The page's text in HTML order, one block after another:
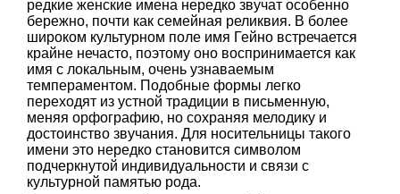
редкие женские имена нередко звучат особенно
бережно, почти как семейная реликвия. В более
широком культурном поле имя Гейно встречается
крайне нечасто, поэтому оно воспринимается как
имя с локальным, очень узнаваемым
темпераментом. Подобные формы легко
переходят из устной традиции в письменную,
меняя орфографию, но сохраняя мелодику и
достоинство звучания. Для носительницы такого
имени это нередко становится символом
подчеркнутой индивидуальности и связи с
культурной памятью рода.